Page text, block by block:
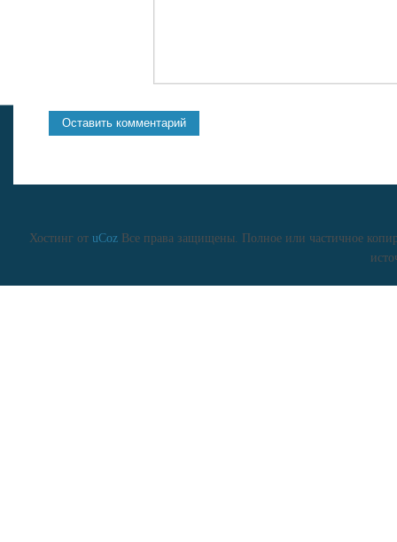
Хостинг от uCozВсе права защищены. Полное или частичное